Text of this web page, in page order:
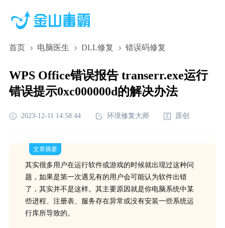
首页 电脑医生 DLL修复 错误码修复
WPS Office错误报告 transerr.exe运行
错误提示0xc000000d的解决办法
2023-12-11 14:58:44 环境修复大师 原创
文章摘要
其实很多用户在运行软件或游戏的时候就出现过这种问
题，如果是第一次遇见有的用户会可能认为软件出错
了，其实并不是这样。其主要原因就是你电脑系统中某
些进程、注册表、服务存在异常或没有安装一些系统运
行库所导致的。